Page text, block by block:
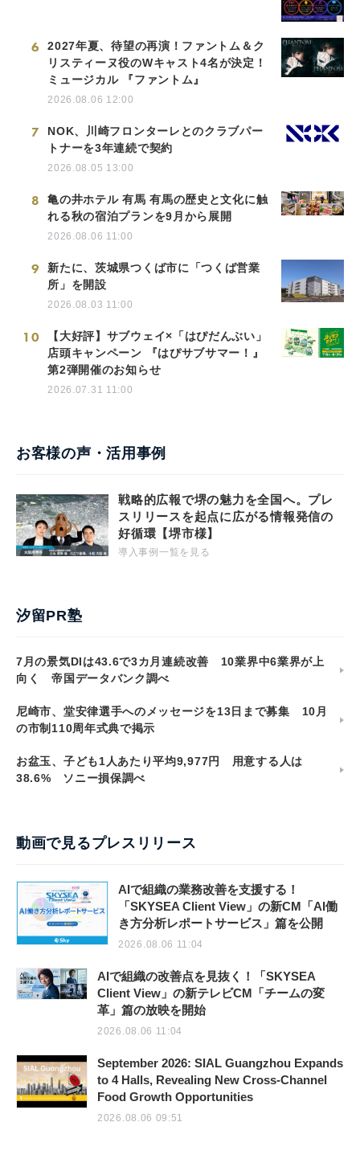
6
2027年夏、待望の再演！ファントム＆ク
リスティーヌ役のWキャスト4名が決定！
ミュージカル 『ファントム』
2026.08.06 12:00
7
NOK、川崎フロンターレとのクラブパー
トナーを3年連続で契約
2026.08.05 13:00
8
亀の井ホテル 有馬 有馬の歴史と文化に触
れる秋の宿泊プランを9月から展開
2026.08.06 11:00
9
新たに、茨城県つくば市に「つくば営業
所」を開設
2026.08.03 11:00
10
【大好評】サブウェイ×「はぴだんぶい」
店頭キャンペーン 『はぴサブサマー！』
第2弾開催のお知らせ
2026.07.31 11:00
お客様の声・活用事例
戦略的広報で堺の魅力を全国へ。プレ
スリリースを起点に広がる情報発信の
好循環【堺市様】
導入事例一覧を見る
汐留PR塾
7月の景気DIは43.6で3カ月連続改善 10業界中6業界が上
向く 帝国データバンク調べ
尼崎市、堂安律選手へのメッセージを13日まで募集 10月
の市制110周年式典で掲示
お盆玉、子ども1人あたり平均9,977円 用意する人は
38.6% ソニー損保調べ
動画で見るプレスリリース
AIで組織の業務改善を支援する！
「SKYSEA Client View」の新CM「AI働
き方分析レポートサービス」篇を公開
2026.08.06 11:04
AIで組織の改善点を見抜く！「SKYSEA
Client View」の新テレビCM「チームの変
革」篇の放映を開始
2026.08.06 11:04
September 2026: SIAL Guangzhou Expands
to 4 Halls, Revealing New Cross-Channel
Food Growth Opportunities
2026.08.06 09:51